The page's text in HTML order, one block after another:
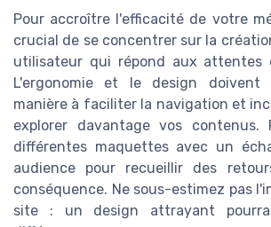
Pour accroître l'efficacité de votre
crucial de se concentrer sur la
utilisateur qui répond aux attentes
L'ergonomie et le design doivent
manière à faciliter la navigation et
explorer davantage vos contenus.
différentes maquettes avec un
audience pour recueillir des
conséquence. Ne sous-estimez pas
site : un design attrayant